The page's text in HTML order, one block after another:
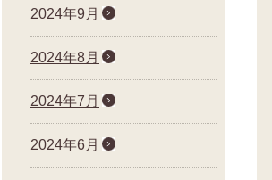
2024年9月
2024年8月
2024年7月
2024年6月